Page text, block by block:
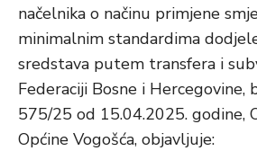
načelnika o načinu primjene
minimalnim standardima
sredstava putem transfera i
Federaciji Bosne i Hercegovine,
575/25 od 15.04.2025. godine,
Općine Vogošća, objavljuje: